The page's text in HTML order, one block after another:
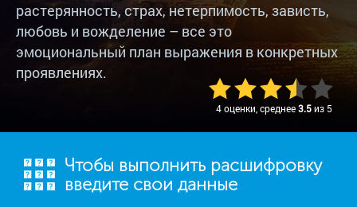
растерянность, страх, нетерпимость, зависть,
любовь и вожделение – все это
эмоциональный план выражения в конкретных
проявлениях.
4 оценки, среднее3.5из 5
Чтобы выполнить расшифровку
введите свои данные